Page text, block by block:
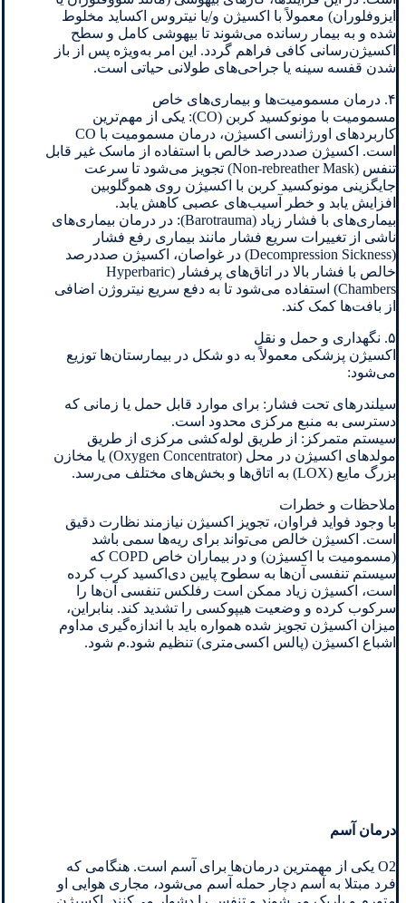
ایزوفلوران) معمولاً با اکسیژن و/یا نیتروس اکساید مخلوط
شده و به بیمار رسانده می‌شوند تا بیهوشی کامل و سطح
اکسیژن‌رسانی کافی فراهم گردد. این امر به‌ویژه پس از باز
شدن قفسه سینه یا جراحی‌های طولانی حیاتی است.
۴. درمان مسمومیت‌ها و بیماری‌های خاص
مسمومیت با مونوکسید کربن (CO): یکی از مهم‌ترین
کاربردهای اورژانسی اکسیژن، درمان مسمومیت با CO
است. اکسیژن صددرصد خالص با استفاده از ماسک غیر قابل
تنفس (Non-rebreather Mask) تجویز می‌شود تا سرعت
جایگزینی مونوکسید کربن با اکسیژن روی هموگلوبین
افزایش یابد و خطر آسیب‌های عصبی کاهش یابد.
بیماری‌های با فشار زیاد (Barotrauma): در درمان بیماری‌های
ناشی از تغییرات سریع فشار مانند بیماری رفع فشار
(Decompression Sickness) در غواصان، اکسیژن صددرصد
خالص با فشار بالا در اتاق‌های پرفشار (Hyperbaric
Chambers) استفاده می‌شود تا به دفع سریع نیتروژن اضافی
از بافت‌ها کمک کند.
۵. نگهداری و حمل و نقل
اکسیژن پزشکی معمولاً به دو شکل در بیمارستان‌ها توزیع
می‌شود:
سیلندرهای تحت فشار: برای موارد قابل حمل یا زمانی که
دسترسی به منبع مرکزی محدود است.
سیستم متمرکز: از طریق لوله‌کشی مرکزی از طریق
مولدهای اکسیژن در محل (Oxygen Concentrator) یا مخازن
بزرگ مایع (LOX) به اتاق‌ها و بخش‌های مختلف می‌رسد.
ملاحظات و خطرات
با وجود فواید فراوان، تجویز اکسیژن نیازمند نظارت دقیق
است. اکسیژن خالص می‌تواند برای ریه‌ها سمی باشد
(مسمومیت با اکسیژن) و در بیماران خاص COPD که
سیستم تنفسی آن‌ها به سطوح پایین دی‌اکسید کرب کرده
است، اکسیژن زیاد ممکن است رفلکس تنفسی آن‌ها را
سرکوب کرده و وضعیت هیپوکسی را تشدید کند. بنابراین،
میزان اکسیژن تجویز شده همواره باید با اندازه‌گیری مداوم
اشباع اکسیژن (پالس اکسی‌متری) تنظیم شود.م شود.
درمان آسم
O2 یکی از مهمترین درمان‌ها برای آسم است. هنگامی که
فرد مبتلا به آسم دچار حمله آسم می‌شود، مجاری هوایی او